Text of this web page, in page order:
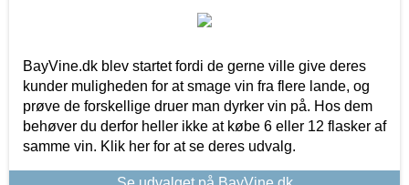
BayVine.dk blev startet fordi de gerne ville give deres
kunder muligheden for at smage vin fra flere lande, og
prøve de forskellige druer man dyrker vin på. Hos dem
behøver du derfor heller ikke at købe 6 eller 12 flasker af
samme vin. Klik her for at se deres udvalg.